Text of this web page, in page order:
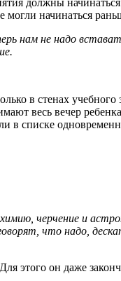
должны начинаться
начинаться
нам не надо
в стенах учебного
весь вечер
в списке
черчение и
что надо,
этого он даже